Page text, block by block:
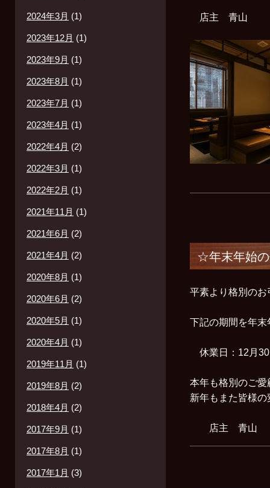
店主 青山
☆年末年始
平素より格別の
下記の期間を年
休業日：12月30
本年も格別のご
新年もまた皆様
店主 青山
2024年3月 (1)
2023年12月 (1)
2023年9月 (1)
2023年8月 (1)
2023年7月 (1)
2023年4月 (1)
2022年4月 (2)
2022年3月 (1)
2022年2月 (1)
2021年11月 (1)
2021年6月 (2)
2021年4月 (2)
2020年8月 (1)
2020年6月 (2)
2020年5月 (1)
2020年4月 (1)
2019年11月 (1)
2019年8月 (2)
2018年4月 (2)
2017年9月 (1)
2017年8月 (1)
2017年1月 (3)